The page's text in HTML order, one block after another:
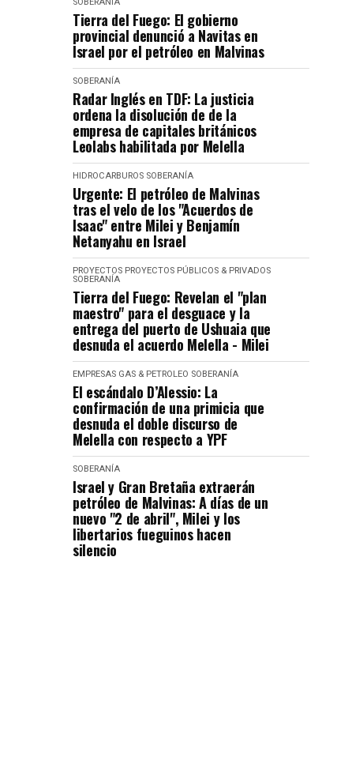
Tierra del Fuego: El gobierno
provincial denunció a Navitas en
Israel por el petróleo en Malvinas
SOBERANÍA
Radar Inglés en TDF: La justicia
ordena la disolución de de la
empresa de capitales británicos
Leolabs habilitada por Melella
HIDROCARBUROS SOBERANÍA
Urgente: El petróleo de Malvinas
tras el velo de los "Acuerdos de
Isaac" entre Milei y Benjamín
Netanyahu en Israel
PROYECTOS PROYECTOS PÚBLICOS & PRIVADOS
SOBERANÍA
Tierra del Fuego: Revelan el "plan
maestro" para el desguace y la
entrega del puerto de Ushuaia que
desnuda el acuerdo Melella - Milei
EMPRESAS GAS & PETROLEO SOBERANÍA
El escándalo D’Alessio: La
confirmación de una primicia que
desnuda el doble discurso de
Melella con respecto a YPF
SOBERANÍA
Israel y Gran Bretaña extraerán
petróleo de Malvinas: A días de un
nuevo "2 de abril", Milei y los
libertarios fueguinos hacen
silencio